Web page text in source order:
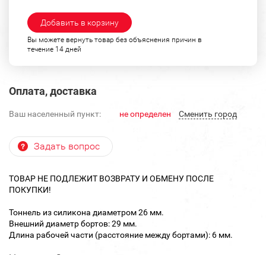
Добавить в корзину
Вы можете вернуть товар без объяснения причин в
течение 14 дней
Оплата, доставка
Ваш населенный пункт: не определен Cменить город
Задать вопрос
ТОВАР НЕ ПОДЛЕЖИТ ВОЗВРАТУ И ОБМЕНУ ПОСЛЕ
ПОКУПКИ!
Тоннель из силикона диаметром 26 мм.
Внешний диаметр бортов: 29 мм.
Длина рабочей части (расстояние между бортами): 6 мм.